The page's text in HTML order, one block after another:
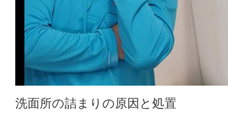
洗面所の詰まりの原因と処置